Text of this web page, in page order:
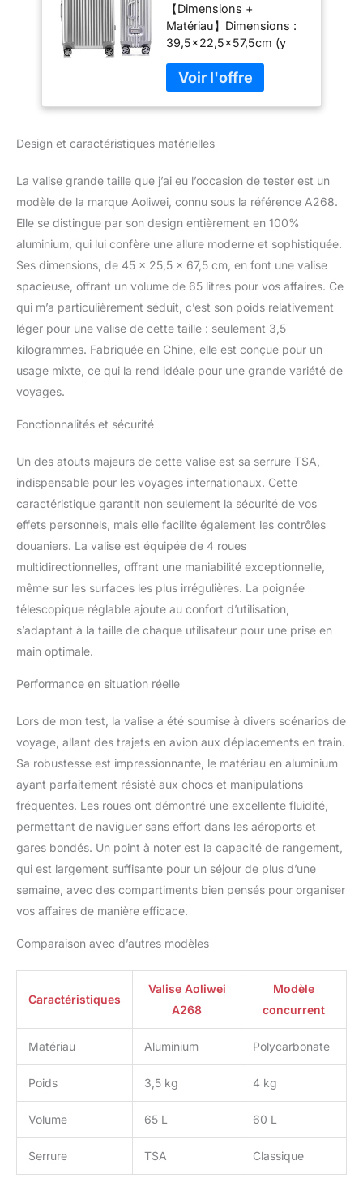
Poignée
Télescopique
Réglable · Valise
entièrement en
100% Aluminium ·S-
57.5cm · 45L ·
Argent
【Dimensions +
Matériau】Dimensions :
39,5x22,5x57,5cm (y
poignées). Sac de main à
carlingue rigide en alliage
d'aluminium -
résistant et durable pour
【Transport
confortable】4 roues
spinner (pouvant tourner
360°) : Grâce à ses
quatre roues jumelées,
ce coffre est
particulièrement adapté
(les roues sont
quasiment silencieuses,
avec fonction anti-bruit).
【Corps en alliage
d'aluminium et d'un
cadre en aluminium, et a
un aspect sophistiqué et
cool. Étant donné qu'il
chocs de se transmettre
à l'intérieur, elle peut
protéger des objets
précieux tels qu'un
【Serrure TSA】Les
pour les voyages
verrou TSA assure la
sécurité de vos objets de
valeur et permet au
d'inspecter vos bagages
sans endommager le
verrou. 【Bonne qualité】
2 ANS DE GARANTIE
Nos bagages sont
fabriqués avec des
matériaux de haute
subit des contrôles de
test de traction de la
poignée, le test de
roulement des roues, le
test de la fermeture
éclair, etc. Si vous avez
des questions ou des
suggestions concernant
nos produits, n'hésitez
Design et caractéristiques matérielles
La valise grande taille que j’ai eu l’occasion de tester est un
modèle de la marque Aoliwei, connu sous la référence A268.
Elle se distingue par son design entièrement en 100%
aluminium, qui lui confère une allure moderne et sophistiquée.
Ses dimensions, de 45 x 25,5 x 67,5 cm, en font une valise
spacieuse, offrant un volume de 65 litres pour vos affaires. Ce
qui m’a particulièrement séduit, c’est son poids relativement
léger pour une valise de cette taille : seulement 3,5
kilogrammes. Fabriquée en Chine, elle est conçue pour un
usage mixte, ce qui la rend idéale pour une grande variété de
voyages.
Fonctionnalités et sécurité
Un des atouts majeurs de cette valise est sa serrure TSA,
indispensable pour les voyages internationaux. Cette
caractéristique garantit non seulement la sécurité de vos
effets personnels, mais elle facilite également les contrôles
douaniers. La valise est équipée de 4 roues
multidirectionnelles, offrant une maniabilité exceptionnelle,
même sur les surfaces les plus irrégulières. La poignée
télescopique réglable ajoute au confort d’utilisation,
s’adaptant à la taille de chaque utilisateur pour une prise en
main optimale.
Performance en situation réelle
Lors de mon test, la valise a été soumise à divers scénarios de
voyage, allant des trajets en avion aux déplacements en train.
Sa robustesse est impressionnante, le matériau en aluminium
ayant parfaitement résisté aux chocs et manipulations
fréquentes. Les roues ont démontré une excellente fluidité,
permettant de naviguer sans effort dans les aéroports et
gares bondés. Un point à noter est la capacité de rangement,
qui est largement suffisante pour un séjour de plus d’une
semaine, avec des compartiments bien pensés pour organiser
vos affaires de manière efficace.
Comparaison avec d’autres modèles
Caractéristiques
Valise Aoliwei
A268
Modèle
concurrent
Matériau Aluminium Polycarbonate
Poids 3,5 kg 4 kg
Volume 65 L 60 L
Serrure TSA Classique